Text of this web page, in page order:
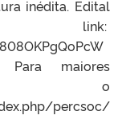
inédita. Edital
link:
Para maiores
o
percsoc/